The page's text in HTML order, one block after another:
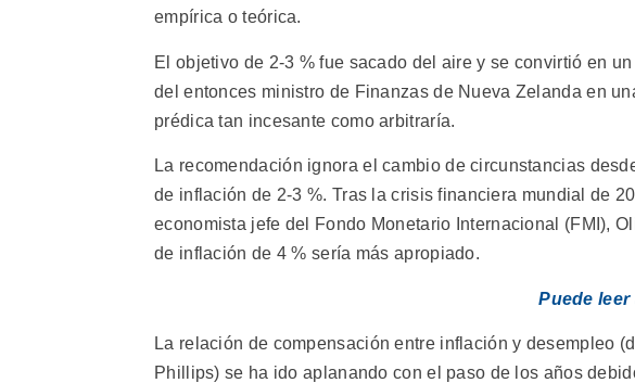
empírica o teórica.
El objetivo de 2-3 % fue sacado del aire y se convirtió en
del entonces ministro de Finanzas de Nueva Zelanda en
prédica tan incesante como arbitraría.
La recomendación ignora el cambio de circunstancias
de inflación de 2-3 %. Tras la crisis financiera mundial de
economista jefe del Fondo Monetario Internacional (FMI),
de inflación de 4 % sería más apropiado.
Puede
La relación de compensación entre inflación y desempleo
Phillips) se ha ido aplanando con el paso de los años